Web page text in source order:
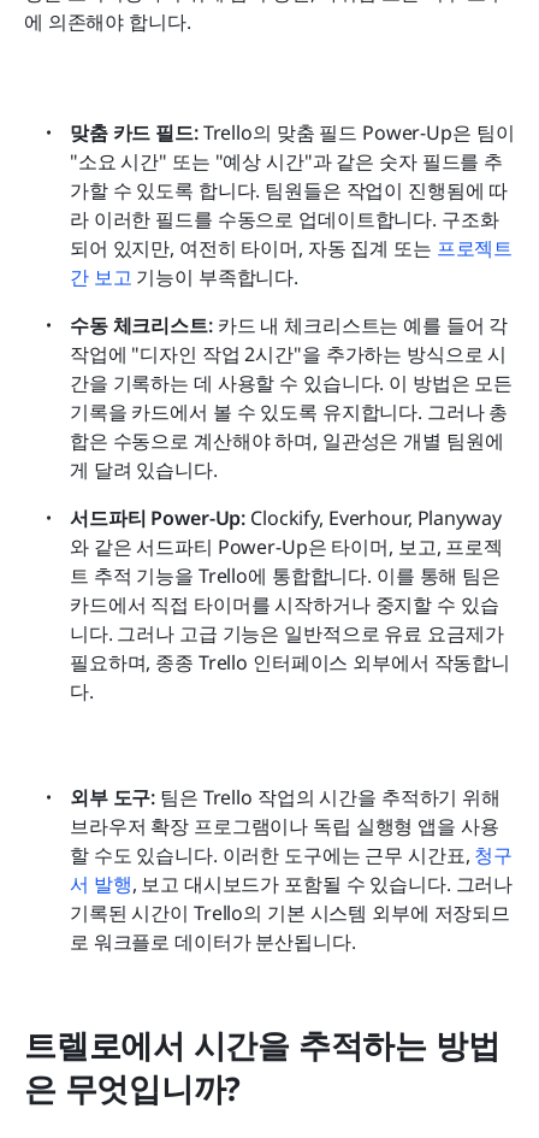
에 의존해야 합니다.
맞춤 카드 필드: Trello의 맞춤 필드 Power-Up은 팀이
"소요 시간" 또는 "예상 시간"과 같은 숫자 필드를 추
가할 수 있도록 합니다. 팀원들은 작업이 진행됨에 따
라 이러한 필드를 수동으로 업데이트합니다. 구조화
되어 있지만, 여전히 타이머, 자동 집계 또는 프로젝트
간 보고 기능이 부족합니다.
수동 체크리스트: 카드 내 체크리스트는 예를 들어 각
작업에 "디자인 작업 2시간"을 추가하는 방식으로 시
간을 기록하는 데 사용할 수 있습니다. 이 방법은 모든
기록을 카드에서 볼 수 있도록 유지합니다. 그러나 총
합은 수동으로 계산해야 하며, 일관성은 개별 팀원에
게 달려 있습니다.
서드파티 Power-Up: Clockify, Everhour, Planyway
와 같은 서드파티 Power-Up은 타이머, 보고, 프로젝
트 추적 기능을 Trello에 통합합니다. 이를 통해 팀은
카드에서 직접 타이머를 시작하거나 중지할 수 있습
니다. 그러나 고급 기능은 일반적으로 유료 요금제가
필요하며, 종종 Trello 인터페이스 외부에서 작동합니
다.
외부 도구: 팀은 Trello 작업의 시간을 추적하기 위해
브라우저 확장 프로그램이나 독립 실행형 앱을 사용
할 수도 있습니다. 이러한 도구에는 근무 시간표, 청구
서 발행, 보고 대시보드가 포함될 수 있습니다. 그러나
기록된 시간이 Trello의 기본 시스템 외부에 저장되므
로 워크플로 데이터가 분산됩니다.
트렐로에서 시간을 추적하는 방법
은 무엇입니까?